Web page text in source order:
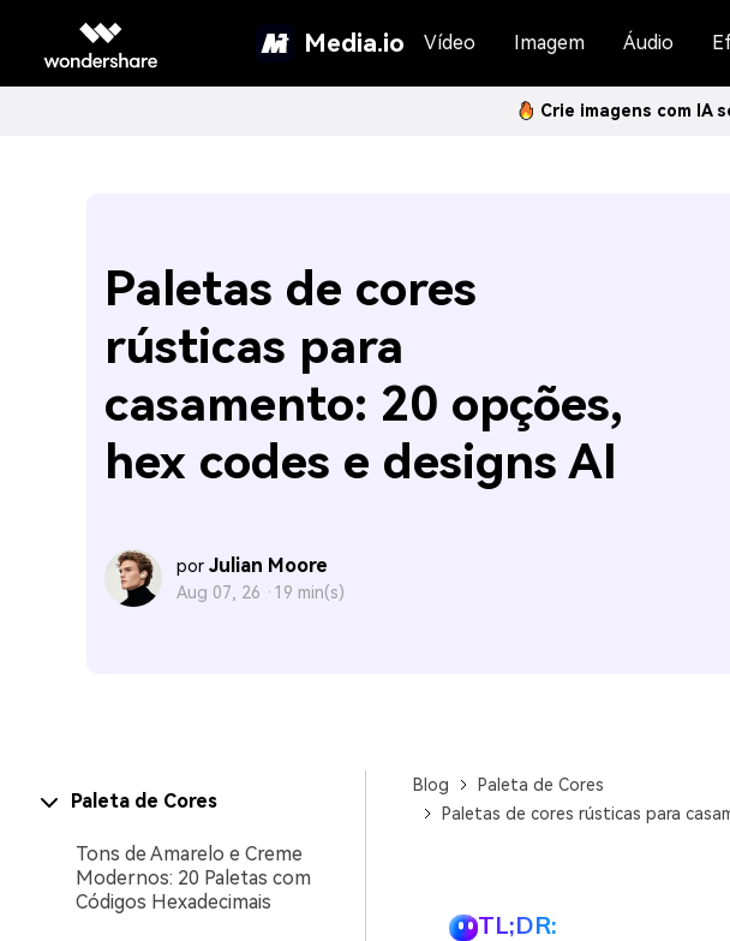
Media.io Vídeo Imagem Áudio
Crie imagens com IA
Paletas de cores
rústicas para
casamento: 20 opções,
hex codes e designs AI
por Julian Moore
Aug 07, 26 · 19 min(s)
Paleta de Cores
Tons de Amarelo e Creme
Modernos: 20 Paletas com
Códigos Hexadecimais
Blog
Paleta de Cores
Paletas de cores rústicas para
TL;DR: